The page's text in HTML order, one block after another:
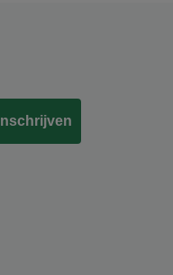
Inschrijven